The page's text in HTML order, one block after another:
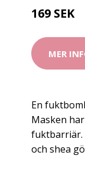
169 SEK
MER
En
Masken
fuktbarriär.
och shea